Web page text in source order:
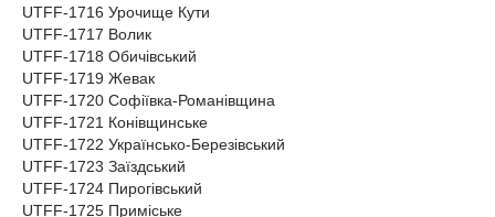
UTFF-1716 Урочище Кути
UTFF-1717 Волик
UTFF-1718 Обичівський
UTFF-1719 Жевак
UTFF-1720 Софіївка-Романівщина
UTFF-1721 Конівщинське
UTFF-1722 Українсько-Березівський
UTFF-1723 Заїздський
UTFF-1724 Пирогівський
UTFF-1725 Приміське